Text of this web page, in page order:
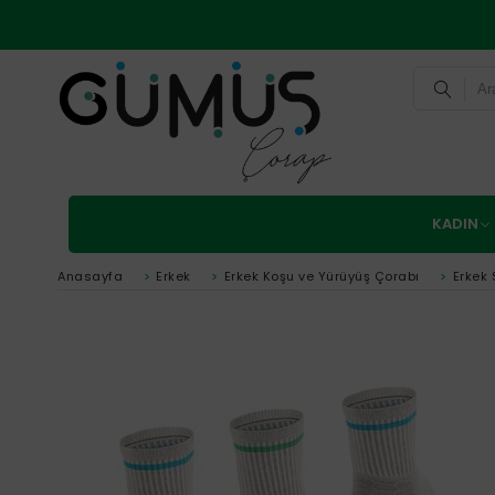
KADIN
Anasayfa > Erkek > Erkek Koşu ve Yürüyüş Çorabı > Erkek